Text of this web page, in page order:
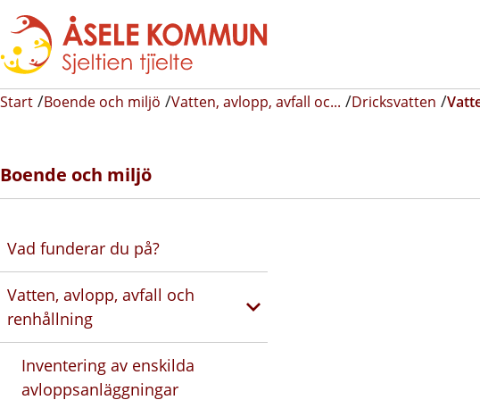
Start Boende och miljö Vatten, avlopp, avfall oc... Dricksvatten
Boende och miljö
Vad funderar du på?
Vatten, avlopp, avfall och
renhållning
Inventering av enskilda
avloppsanläggningar